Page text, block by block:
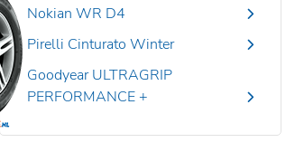
Nokian WR D4
Pirelli Cinturato Winter
Goodyear ULTRAGRIP
PERFORMANCE +